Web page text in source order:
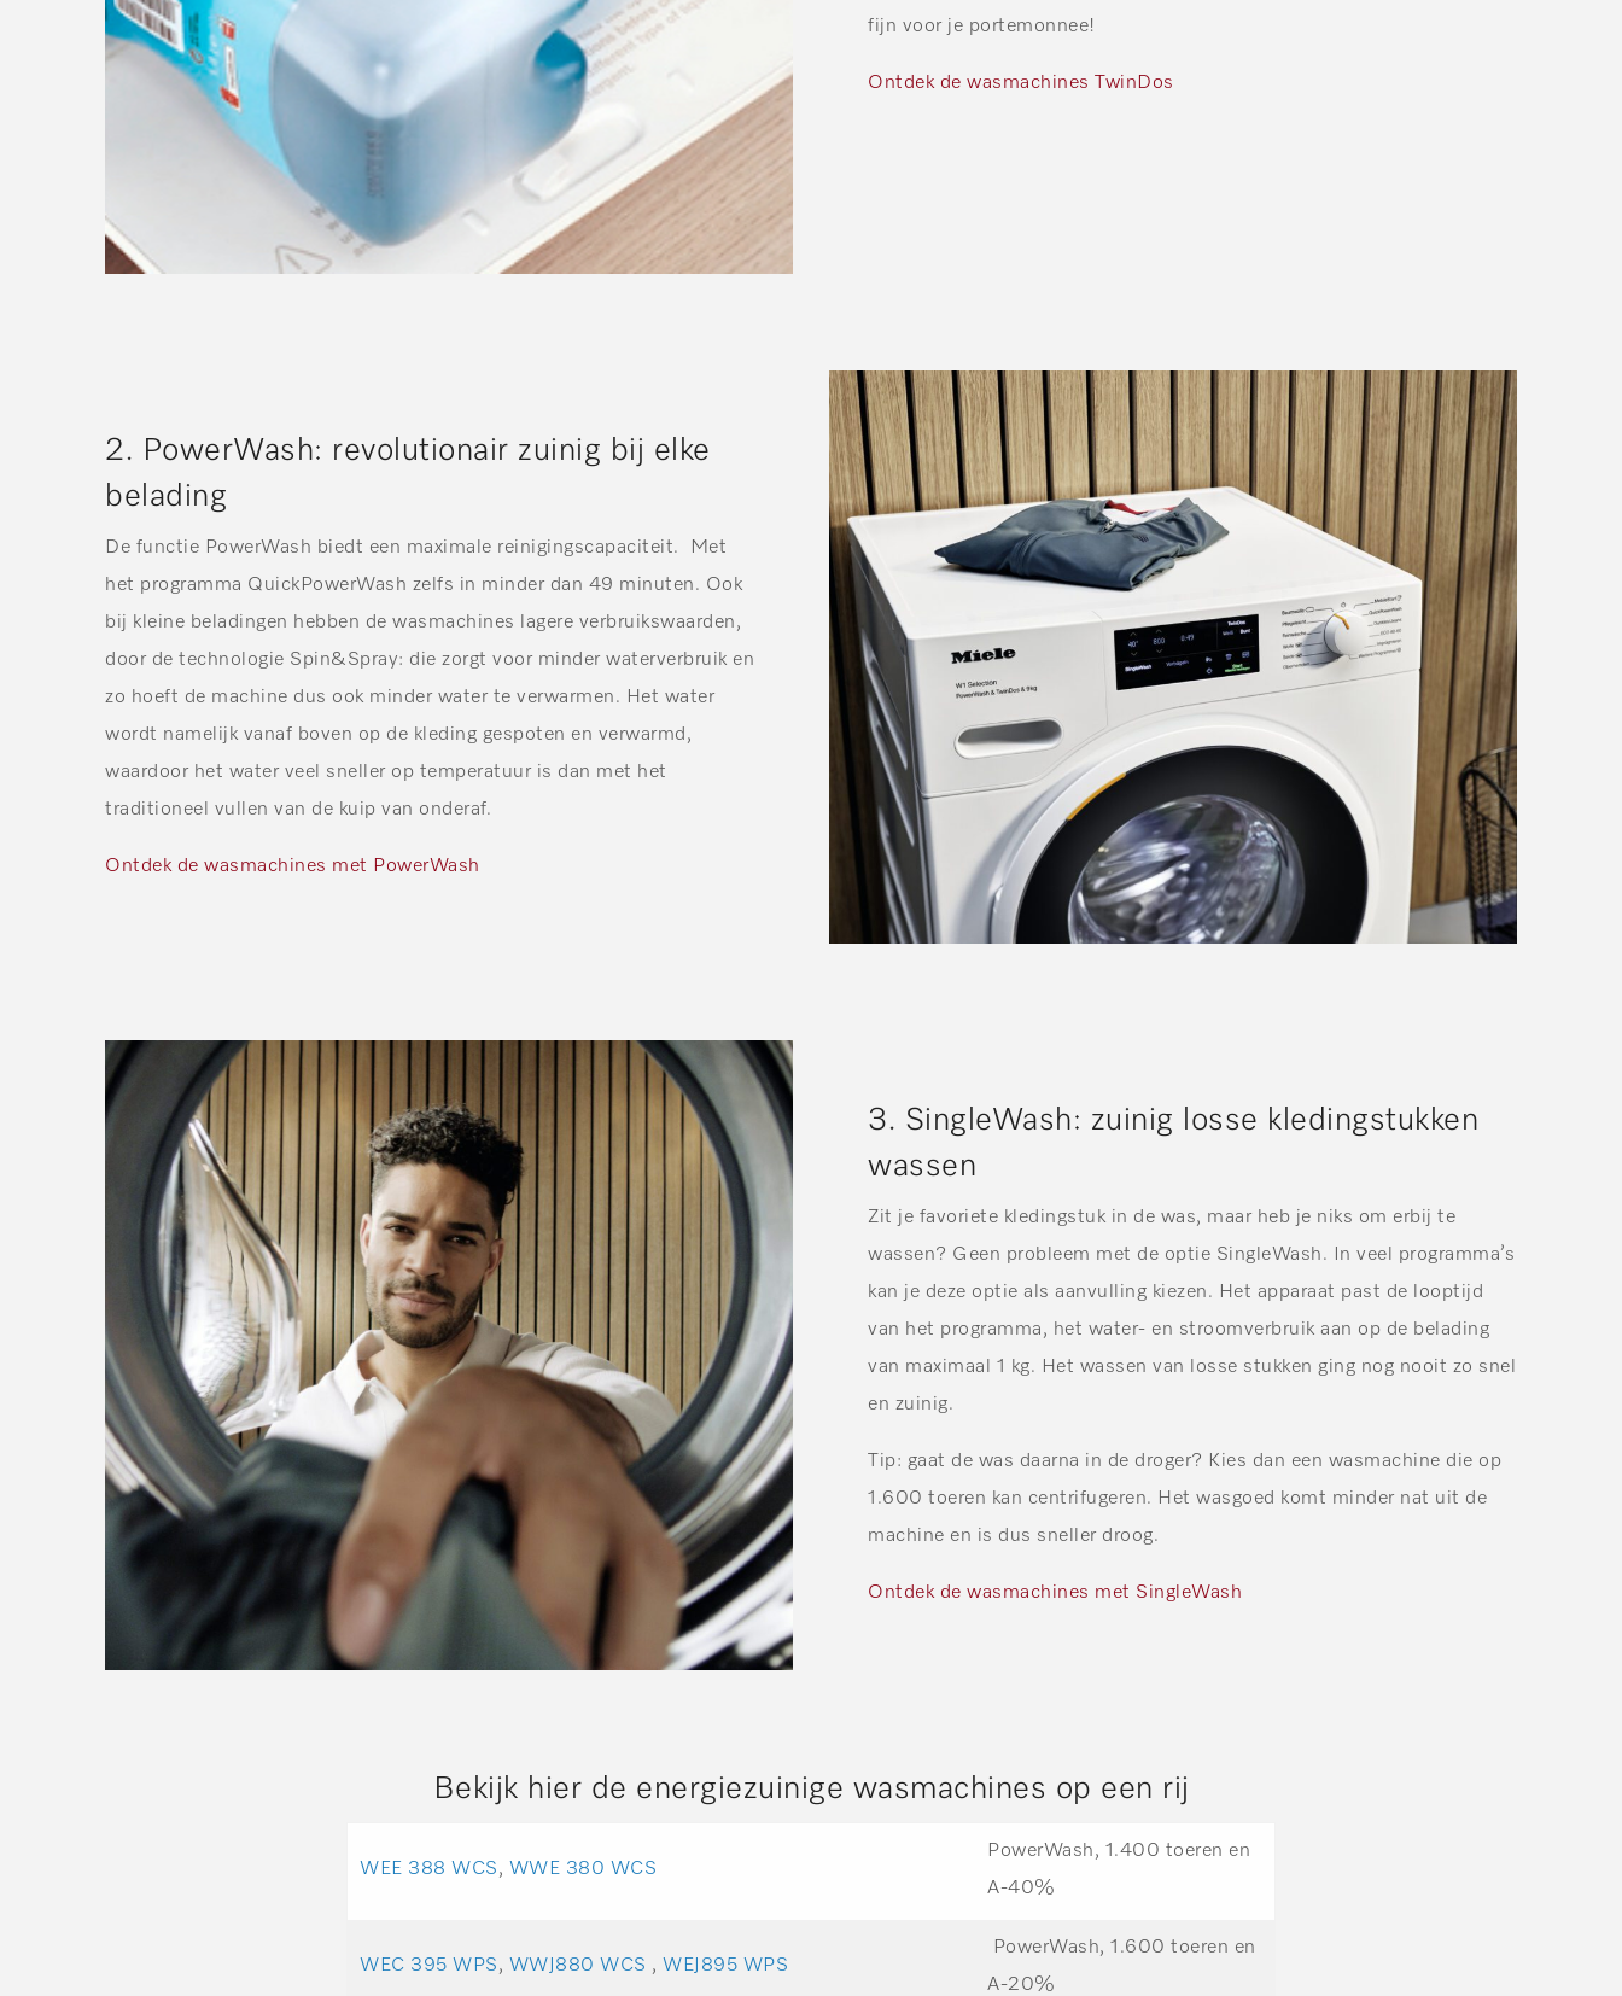
fijn voor je portemonnee!
Ontdek de wasmachines TwinDos
2. PowerWash: revolutionair zuinig bij elke
belading
De functie PowerWash biedt een maximale reinigingscapaciteit. Met
het programma QuickPowerWash zelfs in minder dan 49 minuten. Ook
bij kleine beladingen hebben de wasmachines lagere verbruikswaarden,
door de technologie Spin&Spray: die zorgt voor minder waterverbruik en
zo hoeft de machine dus ook minder water te verwarmen. Het water
wordt namelijk vanaf boven op de kleding gespoten en verwarmd,
waardoor het water veel sneller op temperatuur is dan met het
traditioneel vullen van de kuip van onderaf.
Ontdek de wasmachines met PowerWash
3. SingleWash: zuinig losse kledingstukken
wassen
Zit je favoriete kledingstuk in de was, maar heb je niks om erbij te
wassen? Geen probleem met de optie SingleWash. In veel programma’s
kan je deze optie als aanvulling kiezen. Het apparaat past de looptijd
van het programma, het water- en stroomverbruik aan op de belading
van maximaal 1 kg. Het wassen van losse stukken ging nog nooit zo snel
en zuinig.
Tip: gaat de was daarna in de droger? Kies dan een wasmachine die op
1.600 toeren kan centrifugeren. Het wasgoed komt minder nat uit de
machine en is dus sneller droog.
Ontdek de wasmachines met SingleWash
Bekijk hier de energiezuinige wasmachines op een rij
WEE 388 WCS, WWE 380 WCS
PowerWash, 1.400 toeren en
A-40%
WEC 395 WPS, WWJ880 WCS , WEJ895 WPS
PowerWash, 1.600 toeren en
A-20%